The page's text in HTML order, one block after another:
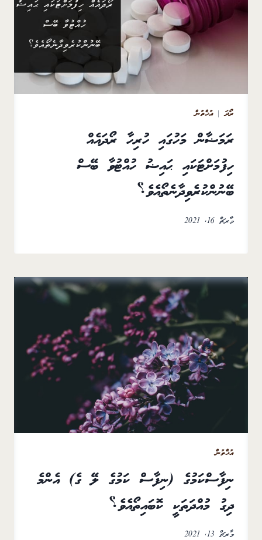
ރޯދަ|އުޚްތުން
ރަމަޟާން މަހުގައި ހުރިހާ ރޯދައެއް
ހިފުމަށްޓަކައި ޙައިޟު ހުއްޓުވާ ބޭސް
ބޭނުންކުރެވިދާނެތޯއެވެ؟
މާރޗް 16, 2021
އުޚްތުން
ނިފާސްކަމުގެ (ނިފާސް ކަމުގެ ލޭ ގެ) އެންމެ
ދިގު މުއްދަތަކީ ކޮބައިތޯއެވެ؟
މާރޗް 13, 2021